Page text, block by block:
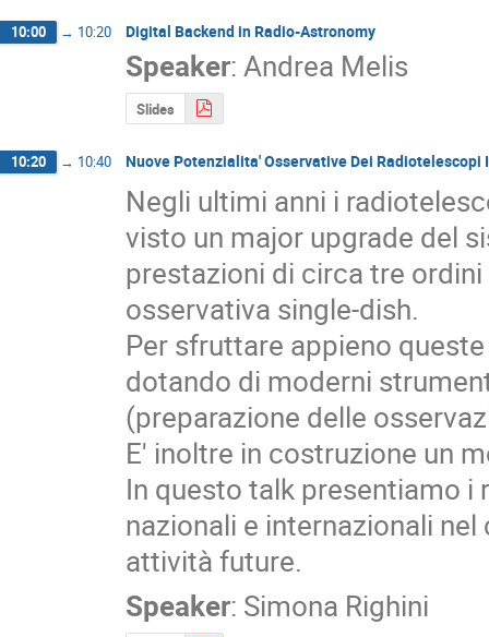
10:00 → 10:20 Digital Backend in Radio-Astronomy
Speaker:Andrea Melis
Slides
10:20 → 10:40 Nuove Potenzialita' Osservative Dei Radiotelescopi
Negli ultimi anni i
visto un major upgrade del
prestazioni di circa tre
osservativa single-dish.
Per sfruttare appieno
dotando di moderni
(preparazione delle
E' inoltre in costruzione un
In questo talk presentiamo
nazionali e internazionali
attività future.
Speaker: Simona Righini